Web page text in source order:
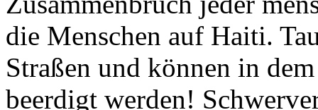
die Menschen auf Haiti.
Straßen und können in
beerdigt werden!